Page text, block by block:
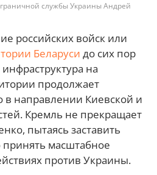
службы Украины Андрей
российских войск или
Беларуси до сих пор
на
продолжает
в направлении Киевской и
Кремль не прекращает
пытаясь заставить
масштабное
против Украины.